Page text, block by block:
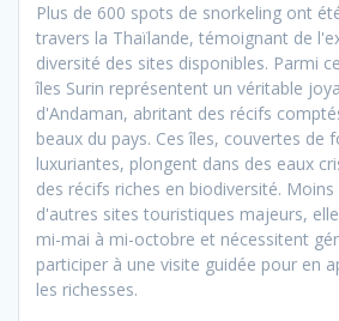
Plus de 600 spots de snorkeling ont
travers la Thaïlande, témoignant de
diversité des sites disponibles. Parmi
îles Surin représentent un véritable
d'Andaman, abritant des récifs
beaux du pays. Ces îles, couvertes de
luxuriantes, plongent dans des eaux
des récifs riches en biodiversité.
d'autres sites touristiques majeurs,
mi-mai à mi-octobre et nécessitent
participer à une visite guidée pour en
les richesses.